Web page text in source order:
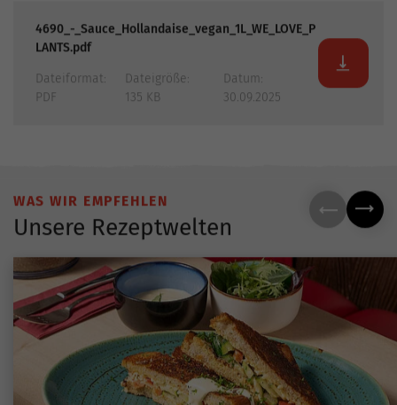
4690_-_Sauce_Hollandaise_vegan_1L_WE_LOVE_P
LANTS.pdf
Dateiformat:
PDF
Dateigröße:
135 KB
Datum:
30.09.2025
WAS WIR EMPFEHLEN
Unsere Rezeptwelten